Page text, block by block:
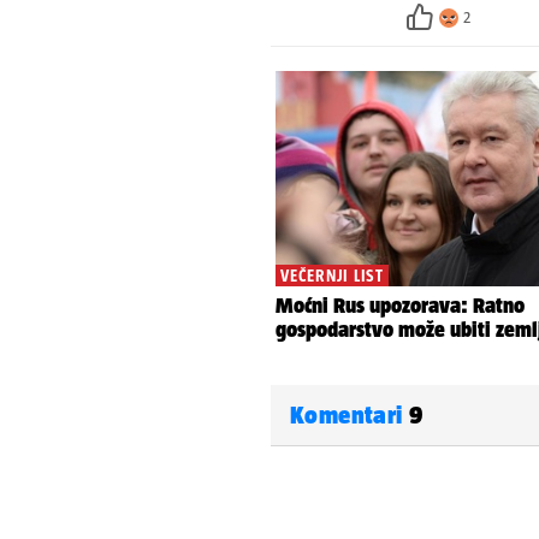
2
Komentari 9